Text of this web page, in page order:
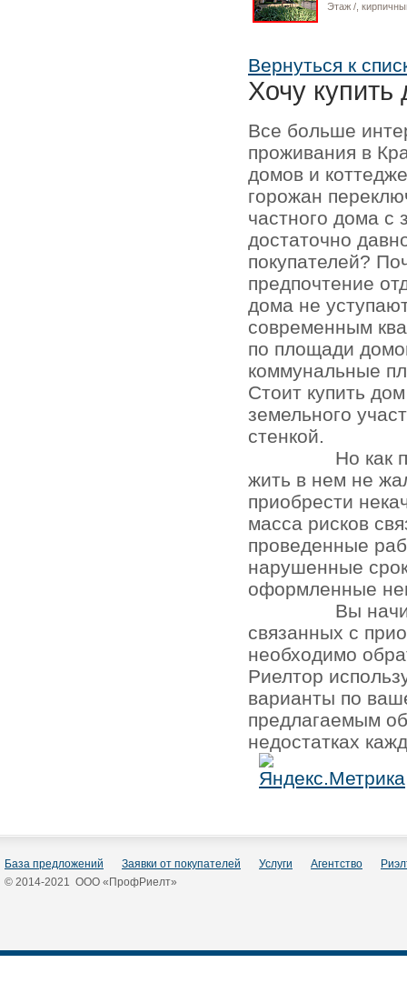
Этаж /,
Вернуться к
Хочу купить
Все больше
проживания в
домов и
горожан
частного дома с
достаточно
покупателей?
предпочтение
дома не
современным
по площади
коммунальные
Стоит купить
земельного
стенкой.
Но как
жить в нем не
приобрести
масса рисков
проведенные
нарушенные
оформленные
Вы
связанных с
необходимо
Риелтор
варианты по
предлагаемым
недостатках
База предложений Заявки от покупателей Услуги Агентство
© 2014-2021 ООО «ПрофРиелт»